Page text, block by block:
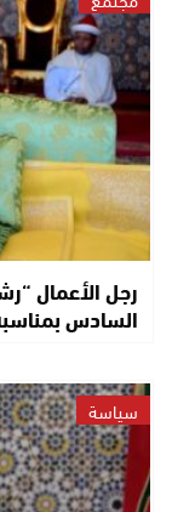
رجل الأعمال
السادس
سياسة